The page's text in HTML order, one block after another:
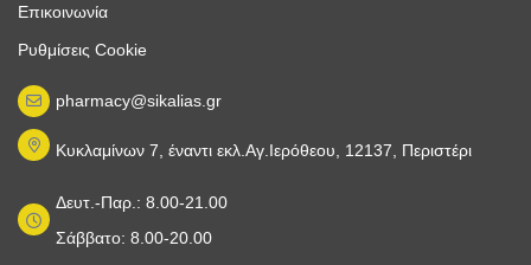
Επικοινωνία
Ρυθμίσεις Cookie
pharmacy@sikalias.gr
Κυκλαμίνων 7, έναντι εκλ.Αγ.Ιερόθεου, 12137, Περιστέρι
Δευτ.-Παρ.: 8.00-21.00
Σάββατο: 8.00-20.00